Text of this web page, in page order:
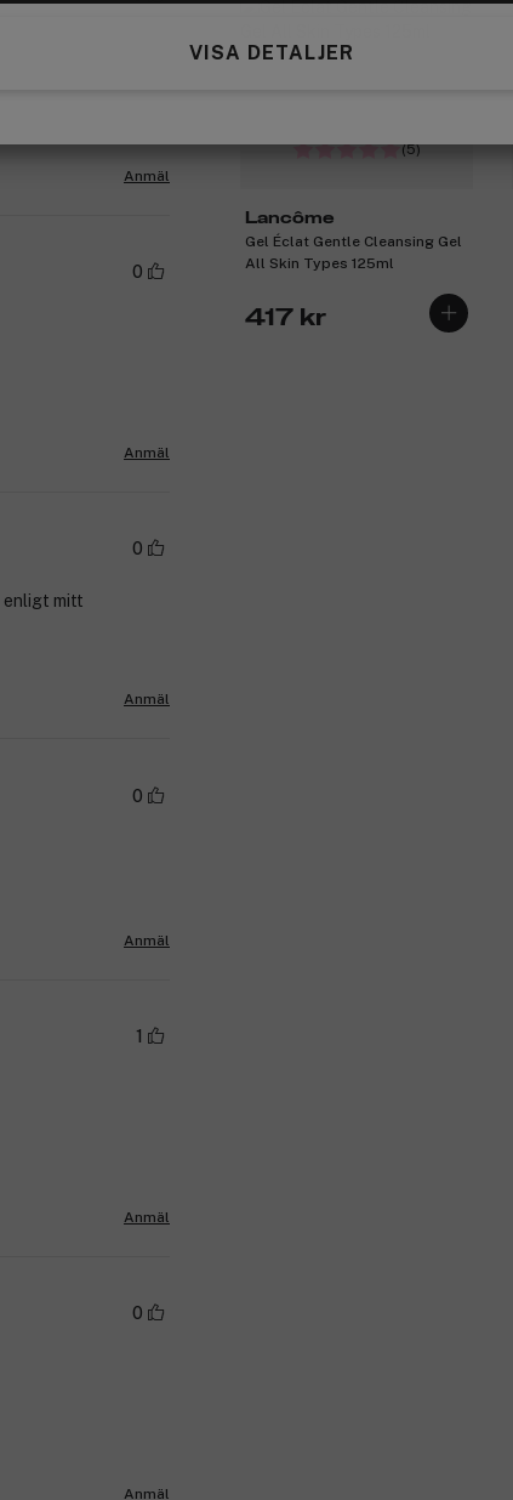
VISA DETALJER
(5)
Lancôme
Gel Éclat Gentle Cleansing Gel
All Skin Types 125ml
417 kr
Anmäl
0
Anmäl
0
enligt mitt
Anmäl
0
Anmäl
1
Anmäl
0
Anmäl